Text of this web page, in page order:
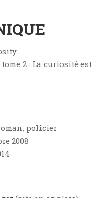
2 : La curiosité est
policier
2008